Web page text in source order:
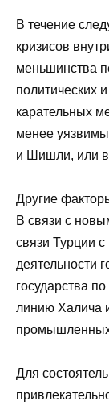
В течение
кризисов
меньшинства
политических
карательных
менее
и Шишли, или
Другие
В связи с
связи Турции
деятельности
государства
линию Халича
Для